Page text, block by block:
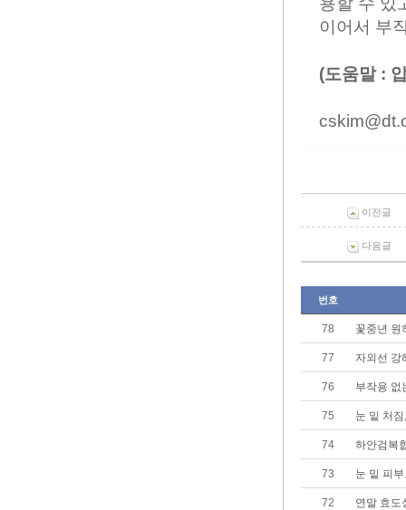
이어서 부
(도움말 :
이전글
다음글
번호
78 꽃중년 원
77 자외선 강
76 부작용 없
75 눈 밑 처
74 하안검복
73 눈 밑 피
72 연말 효도